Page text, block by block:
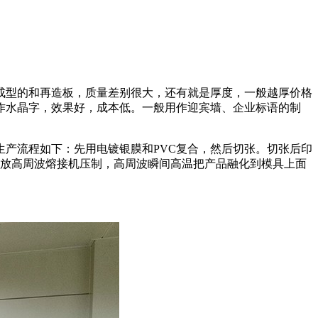
的和再造板，质量差别很大，还有就是厚度，一般越厚价格
晶字，效果好，成本低。一般用作迎宾墙、企业标语的制
流程如下：先用电镀银膜和PVC复合，然后切张。切张后印
高周波熔接机压制，高周波瞬间高温把产品融化到模具上面